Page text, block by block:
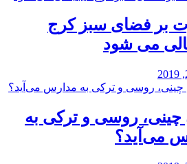
بر فضای سبز کرج
می شود
چینی، روسی و ترکی به
می‌آید؟